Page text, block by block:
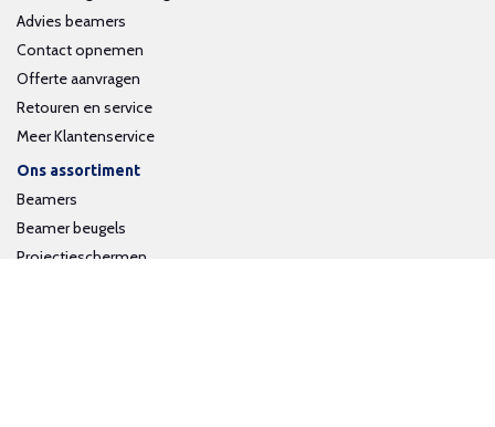
Advies beamers
Contact opnemen
Offerte aanvragen
Retouren en service
Meer Klantenservice
Ons assortiment
Beamers
Beamer beugels
Projectieschermen